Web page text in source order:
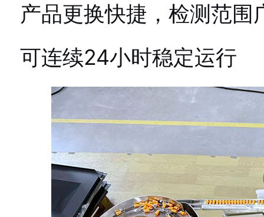
产品更换快捷，检测范围
可连续24小时稳定运行